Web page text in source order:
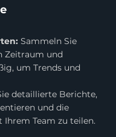
Sammeln Sie
Zeitraum und
um Trends und
detaillierte Berichte,
und die
Team zu teilen.